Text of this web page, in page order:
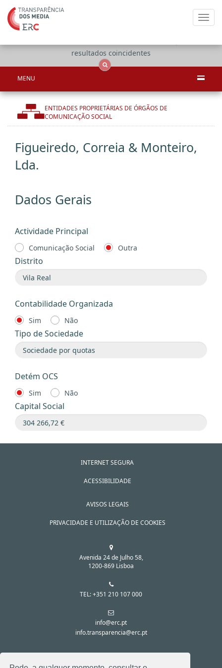
resultados coincidentes
MENU
ENTIDADES PROPRIETÁRIAS DE ÓRGÃOS DE
COMUNICAÇÃO SOCIAL
Figueiredo, Correia & Monteiro,
Lda.
Dados Gerais
Actividade Principal
Comunicação Social Outra
Distrito
Contabilidade Organizada
Sim Não
Tipo de Sociedade
Detém OCS
Sim Não
Capital Social
INTERNET SEGURA
ACESSIBILIDADE
AVISOS LEGAIS
PRIVACIDADE E UTILIZAÇÃO DE COOKIES
Avenida 24 de Julho 58,
1200-869 Lisboa
TEL: +351 210 107 000
info@erc.pt
info.transparencia@erc.pt